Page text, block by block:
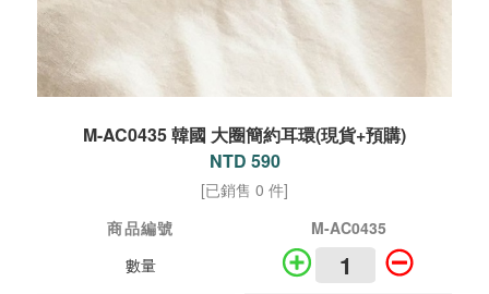
M-AC0435 韓國 大圈簡約耳環(現貨+預購)
NTD 590
[已銷售 0 件]
商品編號
M-AC0435
數量